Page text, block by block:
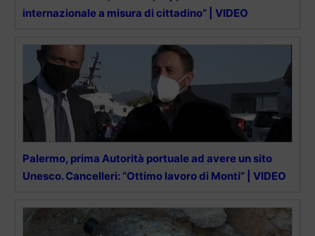
internazionale a misura di cittadino” | VIDEO
Palermo, prima Autorità portuale ad avere un sito
Unesco. Cancelleri: “Ottimo lavoro di Monti” | VIDEO